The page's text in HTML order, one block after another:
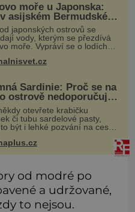
moře u Japonska:
asijském Bermudském
lodě ve spárech
síly?
japonských ostrovů se
vody, kterým se přezdívá
moře. Vypráví se o lodích
beze stopy, podivných
zrádných proudech i
Sardinie: Proč se na
ostrově nedoporučuje
„mořské
otevřete krabičku
či tubu sardelové pasty,
být i lehké pozvání na cestu
Středozemního moře, na
Sardů. Věděli jste, že
italský ostrov Sa
od modré po
a udržované,
to nejsou.